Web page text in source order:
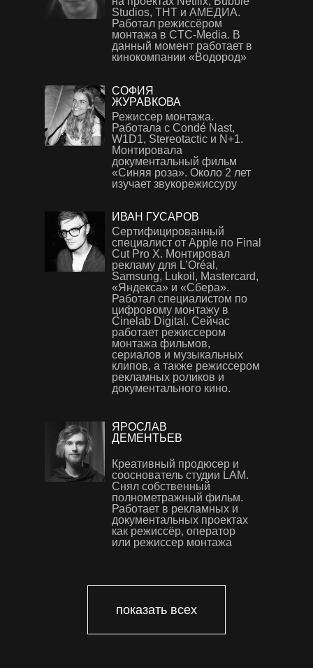
Studios, ТНТ и АМЕДИА.
Работал режиссёром
монтажа в CTC-Media. В
данный момент работает в
кинокомпании «Водород»
СОФИЯ
ЖУРАВКОВА
Режиссер монтажа.
Работала с Condé Nast,
W1D1, Stereotactic и N+1.
Монтировала
документальный фильм
«Синяя роза». Около 2 лет
изучает звукорежиссуру
ИВАН ГУСАРОВ
Сертифицированный
специалист от Apple по Final
Cut Pro X. Монтировал
рекламу для L’Oréal,
Samsung, Lukoil, Mastercard,
«Яндекса» и «Сбера».
Работал специалистом по
цифровому монтажу в
Cinelab Digital. Сейчас
работает режиссером
монтажа фильмов,
сериалов и музыкальных
клипов, а также режиссером
рекламных роликов и
документального кино.
ЯРОСЛАВ
ДЕМЕНТЬЕВ
Креативный продюсер и
сооснователь студии LAM.
Снял собственный
полнометражный фильм.
Работает в рекламных и
документальных проектах
как режиссёр, оператор
или режиссер монтажа
Режиссер монтажа, опыт 10+
JumpCut. 5 лет работал на ТВ
в отделе эфирного промо
Режиссер монтажа.
«Сбера», «Авито», VK,
«Яндекса», Ozon и других
показать всех